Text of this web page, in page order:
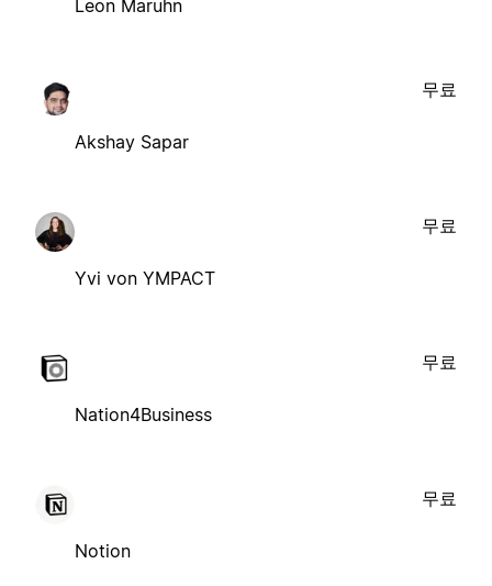
Leon Maruhn
Akshay Sapar
무료
Yvi von YMPACT
무료
Nation4Business
무료
Notion
무료